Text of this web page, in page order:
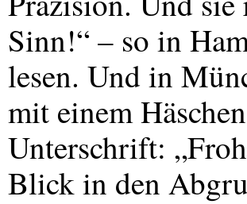
Sinn!“ – so in
lesen. Und in
mit einem
Unterschrift:
Blick in den